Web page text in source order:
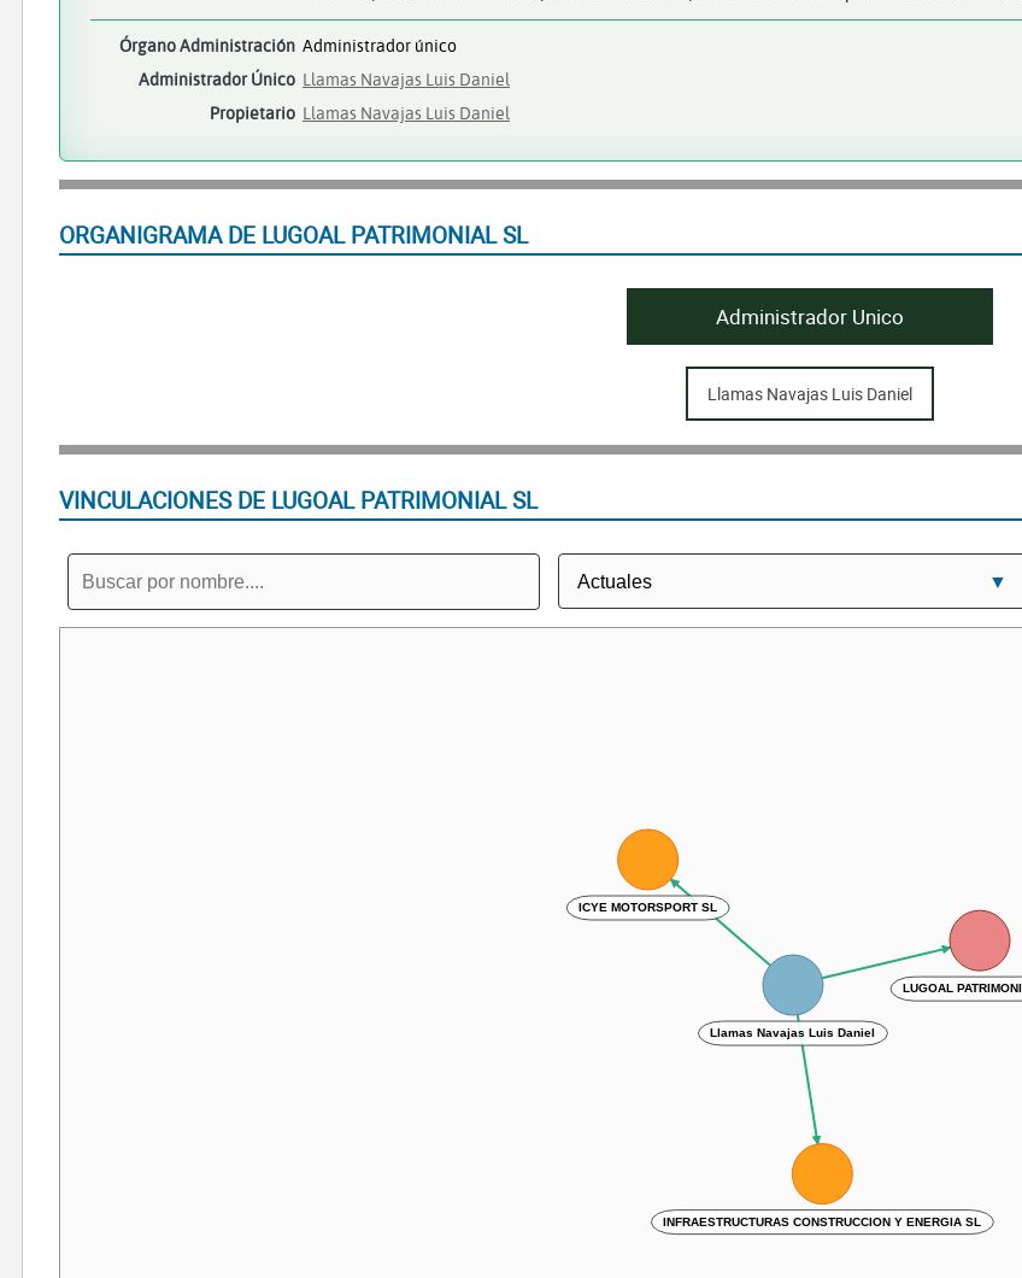
Órgano Administración Administrador único
Administrador Único Llamas Navajas Luis Daniel
Propietario Llamas Navajas Luis Daniel
ORGANIGRAMA DE LUGOAL PATRIMONIAL SL
Administrador Unico
Llamas Navajas Luis Daniel
VINCULACIONES DE LUGOAL PATRIMONIAL SL
LUGOAL
Llamas Navajas Luis Daniel
ICYE MOTORSPORT SL
INFRAESTRUCTURAS CONSTRUCCION Y ENERGIA SL